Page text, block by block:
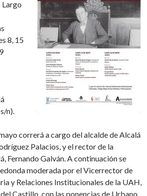
Largo
8, 15
n).
correrá a cargo del alcalde de Alcalá
Palacios, y el rector de la
Fernando Galván. A continuación se
moderada por el Vicerrector de
y Relaciones Institucionales de la UAH,
Castillo, con las ponencias de Urbano